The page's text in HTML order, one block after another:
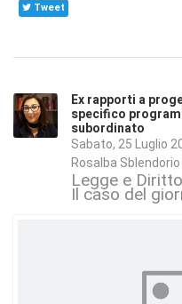
Tweet
Ex rapporti a
specifico
subordinato
Sabato, 25 Luglio
Rosalba Sblendorio
Legge e Diritto
Il caso del